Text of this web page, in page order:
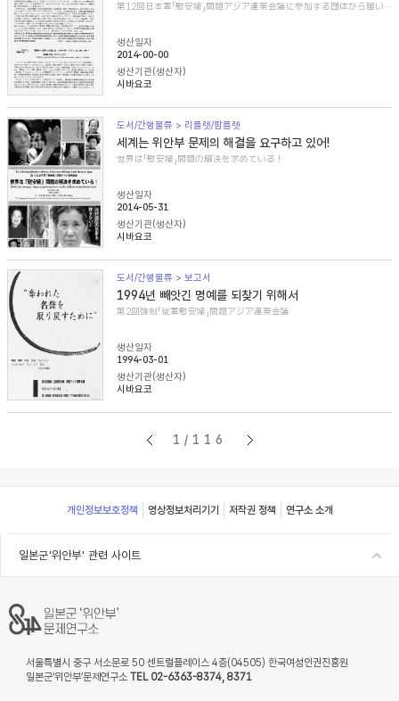
第12回日本軍「慰安婦」問題アジア連帯会議に参加する団体から届いた紹介文
생산일자
2014-00-00
생산기관(생산자)
시바요코
도서/간행물류 > 리플렛/팜플렛
세계는 위안부 문제의 해결을 요구하고 있어!
世界は「慰安婦」問題の解決を求めている！
생산일자
2014-05-31
생산기관(생산자)
시바요코
도서/간행물류 > 보고서
1994년 빼앗긴 명예를 되찾기 위해서
第2回強制「従軍慰安婦」問題アジア連帯会議
생산일자
1994-03-01
생산기관(생산자)
시바요코
1/116
Footer
개인정보보호정책 영상정보처리기기 저작권 정책 연구소 소개
일본군'위안부' 관련 사이트
서울특별시 중구 서소문로 50 센트럴플레이스 4층(04505) 한국여성인권진흥원
일본군‘위안부’문제연구소 TEL 02-6363-8374, 8371